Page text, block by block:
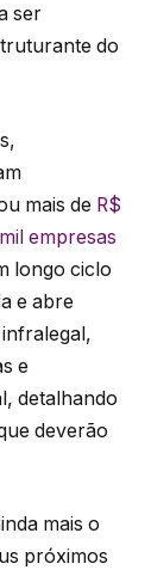
ser
do
mais de R$
empresas
longo ciclo
e abre
e
detalhando
deverão
mais o
próximos